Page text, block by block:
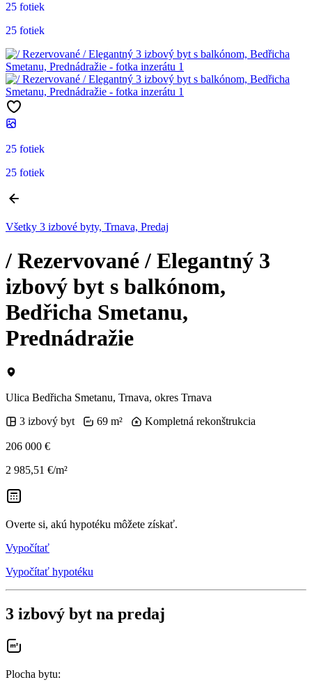
25 fotiek
25 fotiek
25 fotiek
25 fotiek
Všetky 3 izbové byty, Trnava, Predaj
/ Rezervované / Elegantný 3
izbový byt s balkónom,
Bedřicha Smetanu,
Prednádražie
Ulica Bedřicha Smetanu, Trnava, okres Trnava
3 izbový byt
69 m² Kompletná rekonštrukcia
206 000 €
2 985,51 €/m²
Overte si, akú hypotéku môžete získať.
Vypočítať
Vypočítať hypotéku
3 izbový byt na predaj
Plocha bytu: